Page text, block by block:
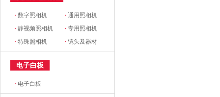
·数字照相机 ·通用照相机
·静视频照相机 ·专用照相机
·特殊照相机 ·镜头及器材
电子白板
· 电子白板